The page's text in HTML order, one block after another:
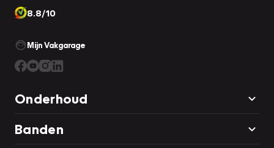
8.8/10
Mijn Vakgarage
Onderhoud
Banden